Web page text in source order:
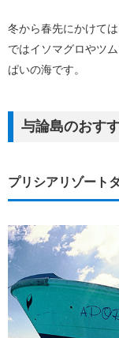
冬から春先にかけて
ではイソマグロやツ
ぱいの海です。
与論島のおす
プリシアリゾート